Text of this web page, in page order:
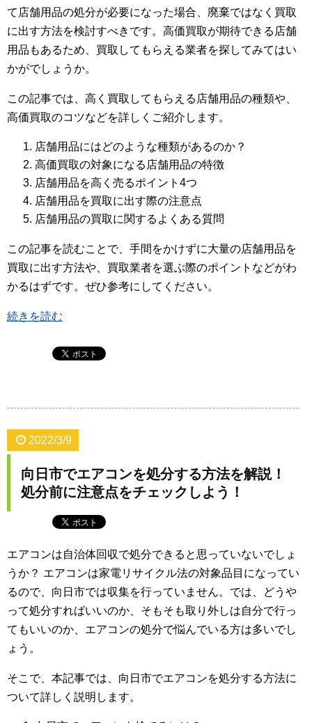
て店舗用品の処分が必要になった場合、廃棄ではなく買取
に出す方法を検討すべきです。高価買取が期待できる店舗
用品もあるため、買取してもらえる業者を探してみてはい
かがでしょうか。
この記事では、高く買取してもらえる店舗用品の種類や、
高価買取のコツなどを詳しくご紹介します。
店舗用品にはどのような種類があるのか？
高価買取の対象になる店舗用品の特徴
店舗用品を高く売るポイント4つ
店舗用品を買取に出す際の注意点
店舗用品の買取に関するよくある質問
この記事を読むことで、手間をかけずに大量の店舗用品を
買取に出す方法や、買取業者を選ぶ際のポイントなどがわ
かるはずです。ぜひ参考にしてください。
続きを読む
2022/3/9
向日市でエアコンを処分する方法を解説！
処分前に注意点をチェックしよう！
エアコンは自治体回収で処分できると思っていないでしょ
うか？ エアコンは家電リサイクル法の対象品目になってい
るので、向日市では収集を行っていません。では、どうや
って処分すればいいのか、そもそも取り外しは自分で行っ
てもいいのか、エアコンの処分で悩んでいる方は多いでし
ょう。
そこで、本記事では、向日市でエアコンを処分する方法に
ついて詳しく説明します。